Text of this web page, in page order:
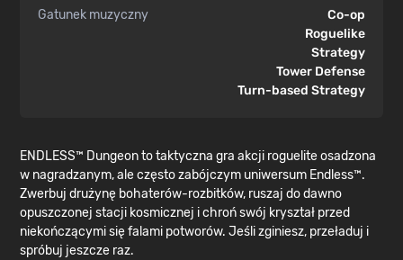
Gatunek muzyczny
Co-op
Roguelike
Strategy
Tower Defense
Turn-based Strategy
ENDLESS™ Dungeon to taktyczna gra akcji roguelite osadzona
w nagradzanym, ale często zabójczym uniwersum Endless™.
Zwerbuj drużynę bohaterów-rozbitków, ruszaj do dawno
opuszczonej stacji kosmicznej i chroń swój kryształ przed
niekończącymi się falami potworów. Jeśli zginiesz, przeładuj i
spróbuj jeszcze raz.